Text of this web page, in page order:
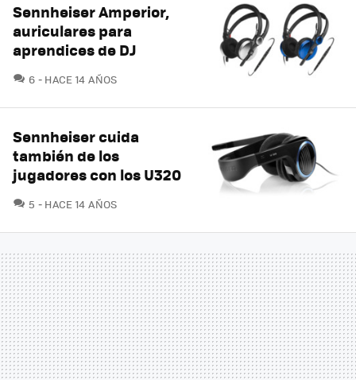
Sennheiser Amperior,
auriculares para
aprendices de DJ
6 COMENTARIOS
HACE 14 AÑOS
Sennheiser cuida
también de los
jugadores con los U320
5 COMENTARIOS
HACE 14 AÑOS